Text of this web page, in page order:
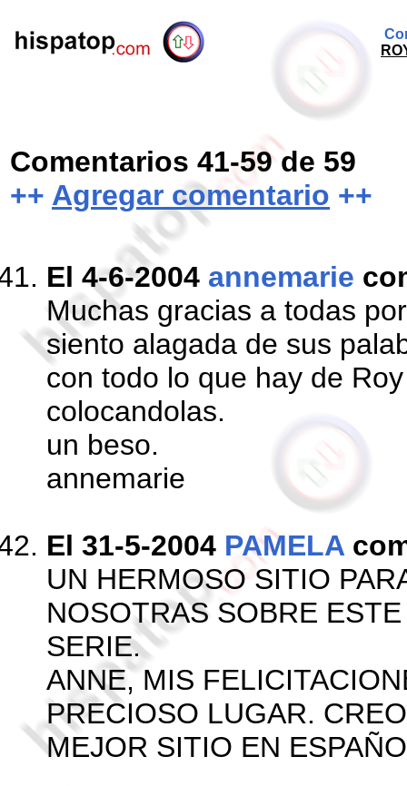
Comentarios 41-59 de 59
++ Agregar comentario ++
El 4-6-2004 annemarie
Muchas gracias a todas
siento alagada de sus
con todo lo que hay de
colocandolas.
un beso.
annemarie
El 31-5-2004 PAMELA
UN HERMOSO SITIO
NOSOTRAS SOBRE
SERIE.
ANNE, MIS
PRECIOSO LUGAR.
MEJOR SITIO EN